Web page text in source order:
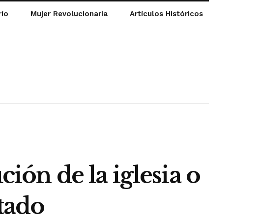
Mujer Revolucionaria Artículos Históricos
de la iglesia o